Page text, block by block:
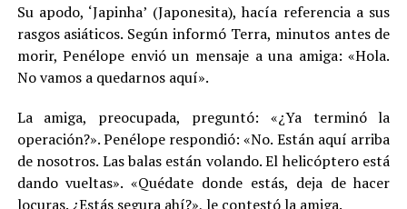
Su apodo, ‘Japinha’ (Japonesita), hacía referencia a sus
rasgos asiáticos. Según informó Terra, minutos antes de
morir, Penélope envió un mensaje a una amiga: «Hola.
No vamos a quedarnos aquí».
La amiga, preocupada, preguntó: «¿Ya terminó la
operación?». Penélope respondió: «No. Están aquí arriba
de nosotros. Las balas están volando. El helicóptero está
dando vueltas». «Quédate donde estás, deja de hacer
locuras. ¿Estás segura ahí?», le contestó la amiga.